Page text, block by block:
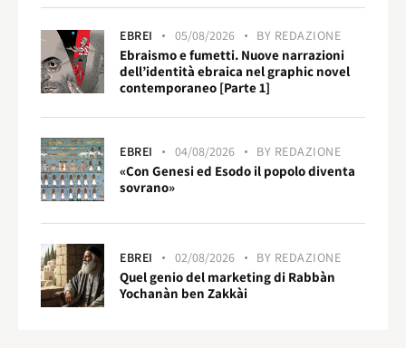
EBREI 05/08/2026 BY REDAZIONE
Ebraismo e fumetti. Nuove narrazioni
dell’identità ebraica nel graphic novel
contemporaneo [Parte 1]
EBREI 04/08/2026 BY REDAZIONE
«Con Genesi ed Esodo il popolo diventa
sovrano»
EBREI 02/08/2026 BY REDAZIONE
Quel genio del marketing di Rabbàn
Yochanàn ben Zakkài